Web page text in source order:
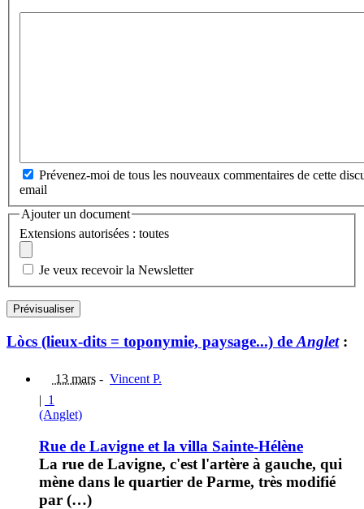
Prévenez-moi de tous les nouveaux commentaires de cette
email
Ajouter un document
Extensions autorisées : toutes
Je veux recevoir la Newsletter
Lòcs (lieux-dits = toponymie, paysage...) de Anglet:
13 mars - Vincent P.
| 1
(Anglet)
Rue de Lavigne et la villa Sainte-Hélène
La rue de Lavigne, c'est l'artère à gauche, qui
mène dans le quartier de Parme, très modifié
par (…)